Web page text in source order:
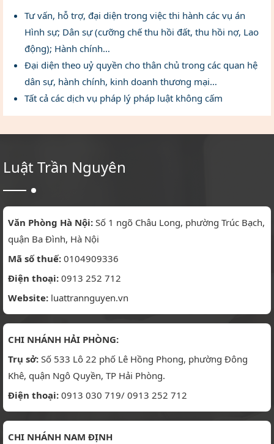
Tư vấn, hỗ trợ, đại diện trong việc thi hành các vụ án
Hình sự; Dân sự (cưỡng chế thu hồi đất, thu hồi nợ, Lao
động); Hành chính…
Đại diện theo uỷ quyền cho thân chủ trong các quan hệ
dân sự, hành chính, kinh doanh thương mại…
Tất cả các dịch vụ pháp lý pháp luật không cấm
Luật Trần Nguyên
Văn Phòng Hà Nội: Số 1 ngõ Châu Long, phường Trúc Bạch,
quận Ba Đình, Hà Nội
Mã số thuế: 0104909336
Điện thoại: 0913 252 712
Website: luattrannguyen.vn
CHI NHÁNH HẢI PHÒNG:
Trụ sở: Số 533 Lô 22 phố Lê Hồng Phong, phường Đông
Khê, quận Ngô Quyền, TP Hải Phòng.
Điện thoại: 0913 030 719/ 0913 252 712
CHI NHÁNH NAM ĐỊNH